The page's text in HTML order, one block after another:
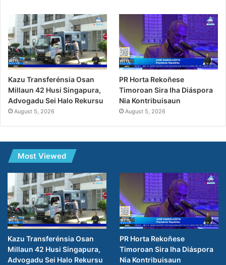
Kazu Transferénsia Osan
Millaun 42 Husi Singapura,
Advogadu Sei Halo Rekursu
August 5, 2026
PR Horta Rekoñese
Timoroan Sira Iha Diáspora
Nia Kontribuisaun
August 5, 2026
Most Viewed
Kazu Transferénsia Osan
Millaun 42 Husi Singapura,
Advogadu Sei Halo Rekursu
PR Horta Rekoñese
Timoroan Sira Iha Diáspora
Nia Kontribuisaun